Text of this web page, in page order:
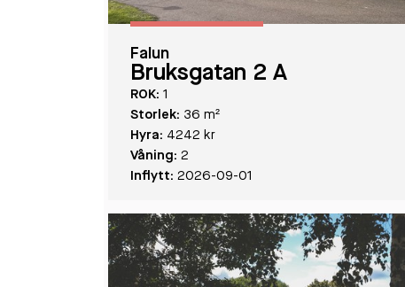
Falun
Bruksgatan 2 A
ROK: 1
Storlek: 36 m²
Hyra: 4242 kr
Våning: 2
Inflytt: 2026-09-01